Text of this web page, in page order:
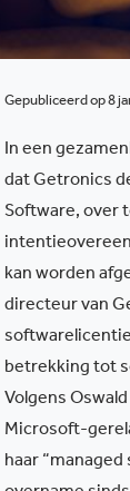
Gepubliceerd op 8
In een
dat Getronics
Software, over
kan worden
directeur van
betrekking tot
Volgens
Microsoft-
haar